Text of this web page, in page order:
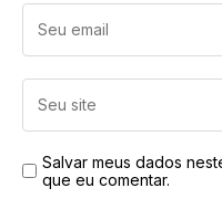
Salvar meus dados
que eu comentar.